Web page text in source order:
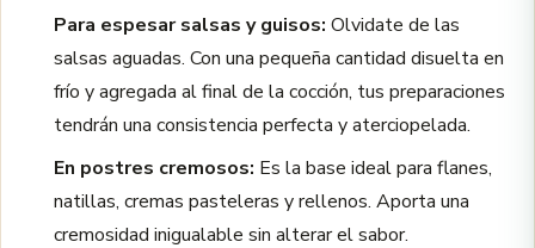
Para espesar salsas y guisos: Olvidate de las
salsas aguadas. Con una pequeña cantidad disuelta en
frío y agregada al final de la cocción, tus preparaciones
tendrán una consistencia perfecta y aterciopelada.
En postres cremosos: Es la base ideal para flanes,
natillas, cremas pasteleras y rellenos. Aporta una
cremosidad inigualable sin alterar el sabor.